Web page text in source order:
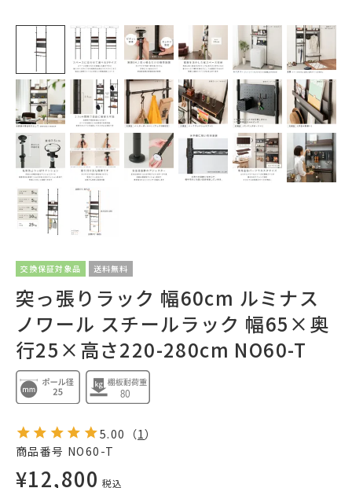
交換保証対象品 送料無料
突っ張りラック 幅60cm ルミナス
ノワール スチールラック 幅65×奥
行25×高さ220-280cm NO60-T
5.00 （1）
商品番号 NO60-T
¥12,800 税込